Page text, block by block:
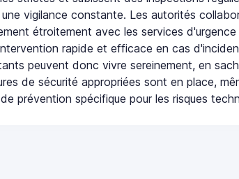
une vigilance constante. Les autorités
étroitement avec les services
rapide et efficace en cas
peuvent donc vivre sereinement, en
de sécurité appropriées sont en place,
prévention spécifique pour les risques